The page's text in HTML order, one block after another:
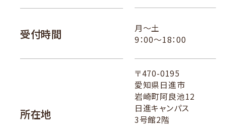
受付時間
月～土
9：00～18：00
所在地
〒470-0195
愛知県日進市
岩崎町阿良池12
日進キャンパス
3号館2階